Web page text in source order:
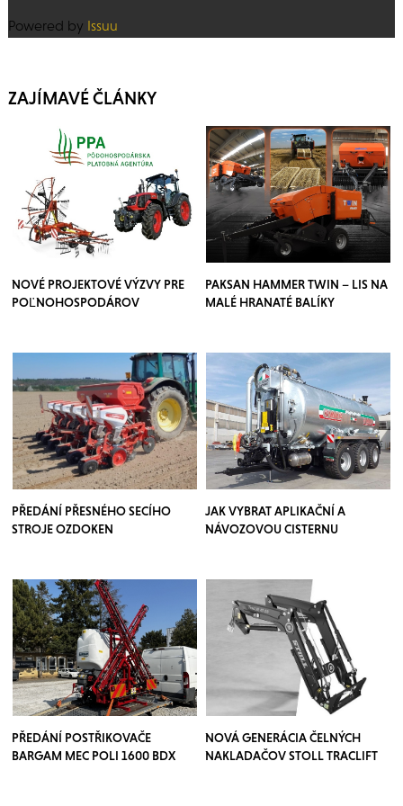
Powered by Issuu
ZAJÍMAVÉ ČLÁNKY
NOVÉ PROJEKTOVÉ VÝZVY PRE
POĽNOHOSPODÁROV
PAKSAN HAMMER TWIN – LIS NA
MALÉ HRANATÉ BALÍKY
PŘEDÁNÍ PŘESNÉHO SECÍHO
STROJE OZDOKEN
JAK VYBRAT APLIKAČNÍ A
NÁVOZOVOU CISTERNU
PŘEDÁNÍ POSTŘIKOVAČE
BARGAM MEC POLI 1600 BDX
NOVÁ GENERÁCIA ČELNÝCH
NAKLADAČOV STOLL TRACLIFT